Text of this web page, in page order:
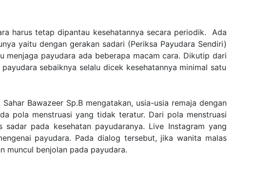
harus tetap dipantau kesehatannya secara periodik. Ada
yaitu dengan gerakan sadari (Periksa Payudara Sendiri)
payudara ada beberapa macam cara. Dikutip dari
sebaiknya selalu dicek kesehatannya minimal satu
Bawazeer Sp.B mengatakan, usia-usia remaja dengan
pola menstruasi yang tidak teratur. Dari pola menstruasi
pada kesehatan payudaranya. Live Instagram yang
payudara. Pada dialog tersebut, jika wanita malas
muncul benjolan pada payudara.